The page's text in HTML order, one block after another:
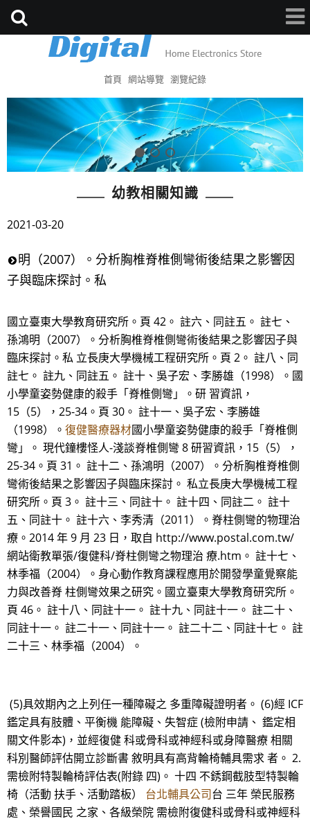
首頁 網站導覽 瀏覽紀錄
幼教相關知識
2021-03-20
明（2007）。分析胸椎脊椎側彎術後結果之影響因
子與臨床探討。私
國立臺東大學教育研究所。頁 42。 註六、同註五。 註七、
孫鴻明（2007）。分析胸椎脊椎側彎術後結果之影響因子與
臨床探討。私 立長庚大學機械工程研究所。頁 2。 註八、同
註七。 註九、同註五。 註十、吳子宏、李勝雄（1998）。國
小學童姿勢健康的殺手「脊椎側彎」。研 習資訊，
15（5），25-34。頁 30。 註十一、吳子宏、李勝雄
（1998）。 復健醫療器材國小學童姿勢健康的殺手「脊椎側
彎」。 現代鐘樓怪人-淺談脊椎側彎 8 研習資訊，15（5），
25-34。頁 31。 註十二、孫鴻明（2007）。分析胸椎脊椎側
彎術後結果之影響因子與臨床探討。 私立長庚大學機械工程
研究所。頁 3。 註十三、同註十。 註十四、同註二。 註十
五、同註十。 註十六、李秀清（2011）。脊柱側彎的物理治
療。2014 年 9 月 23 日，取自 http://www.postal.com.tw/
網站衛教單張/復健科/脊柱側彎之物理治 療.htm。 註十七、
林季福（2004）。身心動作教育課程應用於開發學童覺察能
力與改善脊 柱側彎效果之研究。國立臺東大學教育研究所。
頁 46。 註十八、同註十一。 註十九、同註十一。 註二十、
同註十一。 註二十一、同註十一。 註二十二、同註十七。 註
二十三、林季福（2004）。
(5)具效期內之上列任一種障礙之 多重障礙證明者。 (6)經 ICF
鑑定具有肢體、平衡機 能障礙、失智症 (檢附申請、 鑑定相
關文件影本)，並經復健 科或骨科或神經科或身障醫療 相關
科別醫師評估開立診斷書 敘明具有高背輪椅輔具需求 者。 2.
需檢附特製輪椅評估表(附錄 四)。 十四 不銹鋼截肢型特製輪
椅（活動 扶手、活動踏板） 台北輔具公司台 三年 榮民服務
處、榮譽國民 之家、各級榮院 需檢附復健科或骨科或神經科